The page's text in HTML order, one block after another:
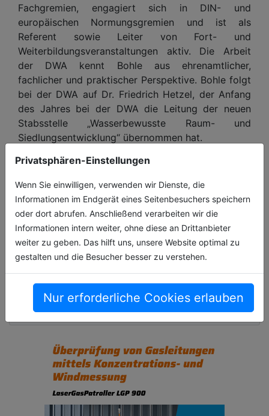
Privatsphären-Einstellungen
Wenn Sie einwilligen, verwenden wir Dienste, die
Informationen im Endgerät eines Seitenbesuchers speichern
oder dort abrufen. Anschließend verarbeiten wir die
Informationen intern weiter, ohne diese an Drittanbieter
weiter zu geben. Das hilft uns, unsere Website optimal zu
gestalten und die Besucher besser zu verstehen.
Nur erforderliche Cookies erlauben
Fachgremien, engagiert sich in DIN- und
europäischen Normungsgremien und ist als
Referent sowie Leiter von Fort- und
Weiterbildungsveranstaltungen aktiv. Die Arbeit
der DWA kennt Bohle aus ehrenamtlicher,
fachlicher und praktischer Perspektive. Bohle folgt
bei der DWA auf Dr. Friedrich Hetzel, der Anfang
des Jahres bei der DWA die Leitung der neuen
Stabsstelle „Wasserbewusste Raum- und
Siedlungsentwicklung“ übernommen hat.
Nachhaltigkeitsstrategie
Bei Kübler steht der Mensch seit 70 Jahren im
Mittelpunkt. Für den Hersteller von Arbeits-
und Schutzbekleidung sind Sicherheit und
Qualität seit jeher Grundpfe[...]
firmen_news